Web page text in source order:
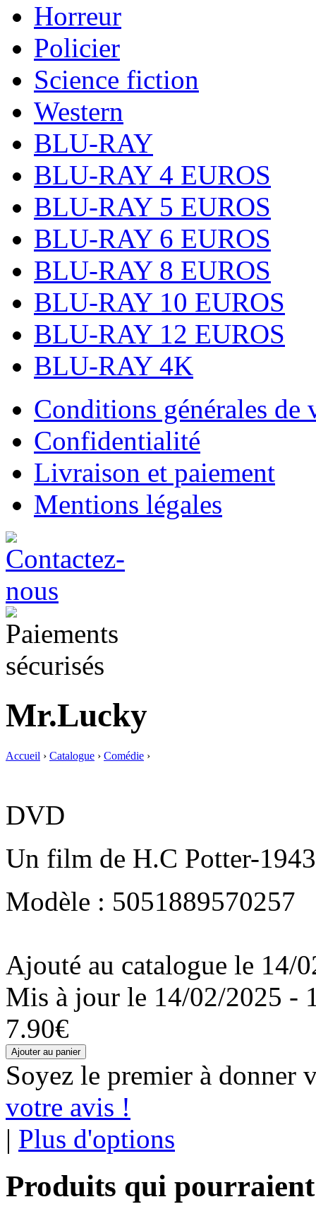
Horreur
Policier
Science fiction
Western
BLU-RAY
BLU-RAY 4 EUROS
BLU-RAY 5 EUROS
BLU-RAY 6 EUROS
BLU-RAY 8 EUROS
BLU-RAY 10 EUROS
BLU-RAY 12 EUROS
BLU-RAY 4K
Conditions générales de
Confidentialité
Livraison et paiement
Mentions légales
Mr.Lucky
Accueil › Catalogue › Comédie ›
DVD
Un film de H.C Potter-
Modèle : 5051889570257
Ajouté au catalogue le 14/
Mis à jour le 14/02/2025 -
7.90€
Soyez le premier à donner
votre avis !
| Plus d'options
Produits qui